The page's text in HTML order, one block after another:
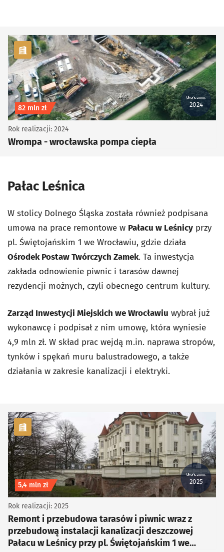
kategoria Infrastruktura
Ukończono:
2024
Koszt inwestycji
82 mln zł
Wrompa - wrocławska pompa ciepła
Rok realizacji: 2024
Pałac Leśnica
W stolicy Dolnego Śląska została również podpisana
umowa na prace remontowe w Pałacu w Leśnicy przy
pl. Świętojańskim 1 we Wrocławiu, gdzie działa
Ośrodek Postaw Twórczych Zamek. Ta inwestycja
zakłada odnowienie piwnic i tarasów dawnej
rezydencji możnych, czyli obecnego centrum kultury.
Zarząd Inwestycji Miejskich we Wrocławiu wybrał już
wykonawcę i podpisał z nim umowę, która wyniesie
4,9 mln zł. W skład prac wejdą m.in. naprawa stropów,
tynków i spękań muru balustradowego, a także
działania w zakresie kanalizacji i elektryki.
kategoria Infrastruktura
Ukończono:
2025
Koszt inwestycji
5,4 mln zł
Remont i przebudowa tarasów i piwnic wraz z
przebudową instalacji kanalizacji deszczowej
Pałacu w Leśnicy przy pl. Świętojańskim 1 we
Rok realizacji: 2025